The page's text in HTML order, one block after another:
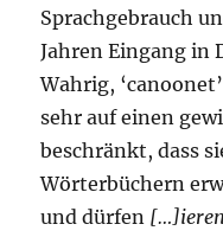
Sprachgebrauch
Jahren Eingang in
Wahrig,
sehr auf einen
beschränkt, dass
Wörterbüchern
und dürfen